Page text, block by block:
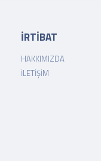
İRTİBAT
HAKKIMIZDA
İLETIŞIM